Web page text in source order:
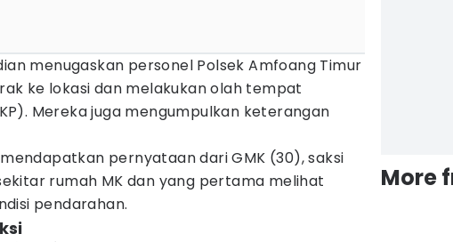
menugaskan personel Polsek Amfoang Timur
ke lokasi dan melakukan olah tempat
Mereka juga mengumpulkan keterangan
pernyataan dari GMK (30), saksi
rumah MK dan yang pertama melihat
pendarahan.
More